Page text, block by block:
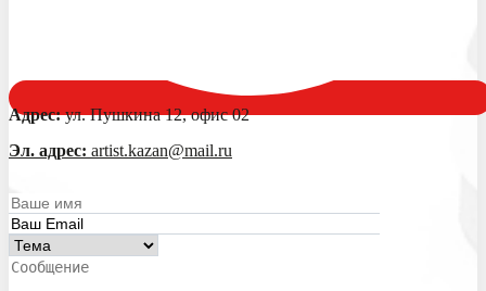
Адрес:ул. Пушкина 12, офис 02
Эл. адрес: artist.kazan@mail.ru